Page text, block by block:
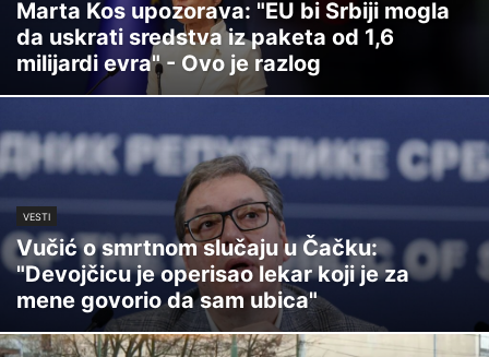
Marta Kos upozorava: "EU bi Srbiji mogla
da uskrati sredstva iz paketa od 1,6
milijardi evra" - Ovo je razlog
VESTI
Vučić o smrtnom slučaju u Čačku:
"Devojčicu je operisao lekar koji je za
mene govorio da sam ubica"